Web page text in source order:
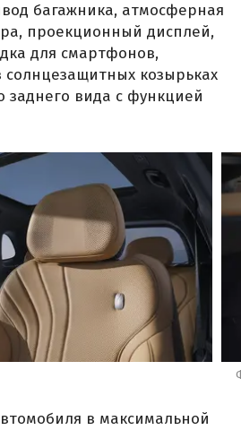
багажника, атмосферная
проекционный дисплей,
для смартфонов,
солнцезащитных козырьках
заднего вида с функцией
в максимальной